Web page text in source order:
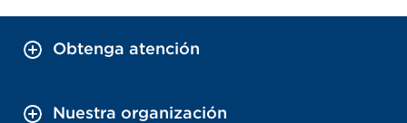
Obtenga atención
Nuestra organización